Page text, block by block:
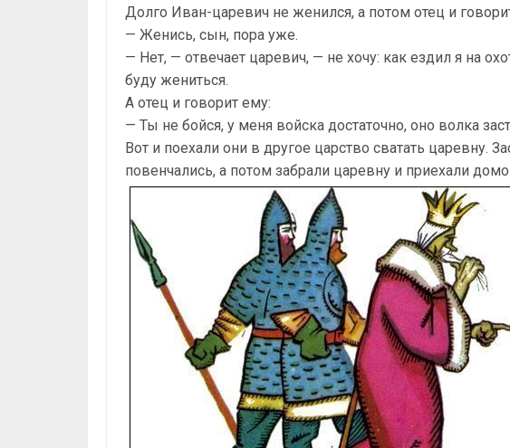
Долго Иван-царевич не женился, а потом отец и
— Женись, сын, пора уже.
— Нет, — отвечает царевич, — не хочу: как ездил я на
буду жениться.
А отец и говорит ему:
— Ты не бойся, у меня войска достаточно, оно волка
Вот и поехали они в другое царство сватать царевну.
повенчались, а потом забрали царевну и приехали